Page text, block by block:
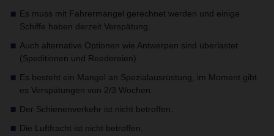
Es muss mit Fahrermangel gerechnet werden und einige
Schiffe haben derzeit Verspätung.
Auch alternative Optionen wie Antwerpen sind überlastet
(Speditionen und Reedereien).
Es besteht ein Mangel an Spezialausrüstung, im Moment gibt
es Verspätungen von 2/3 Wochen.
Der Schienenverkehr ist nicht betroffen.
Die Luftfracht ist nicht betroffen.